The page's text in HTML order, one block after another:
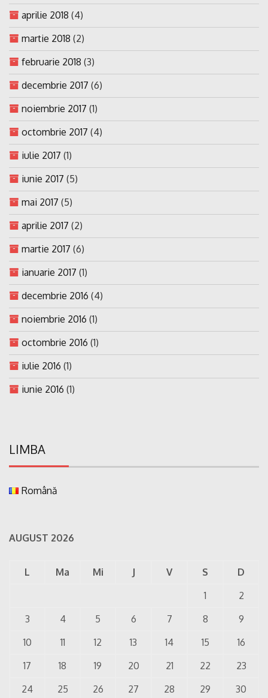
aprilie 2018 (4)
martie 2018 (2)
februarie 2018 (3)
decembrie 2017 (6)
noiembrie 2017 (1)
octombrie 2017 (4)
iulie 2017 (1)
iunie 2017 (5)
mai 2017 (5)
aprilie 2017 (2)
martie 2017 (6)
ianuarie 2017 (1)
decembrie 2016 (4)
noiembrie 2016 (1)
octombrie 2016 (1)
iulie 2016 (1)
iunie 2016 (1)
LIMBA
Română
AUGUST 2026
L Ma Mi J V S
D
1
2
3
4 5 6 7 8
9
10
11 12 13 14 15
16
17
18 19 20 21 22
23
24
25 26 27 28 29 30